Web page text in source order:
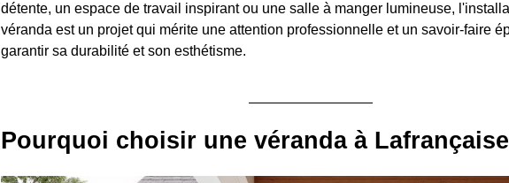
détente, un espace de travail inspirant ou une salle à manger lumineuse,
véranda est un projet qui mérite une attention professionnelle et un savoir-faire
garantir sa durabilité et son esthétisme.
Pourquoi choisir une véranda à